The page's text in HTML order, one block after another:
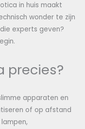
in huis maakt
wonder te zijn
experts geven?
precies?
apparaten en
of op afstand